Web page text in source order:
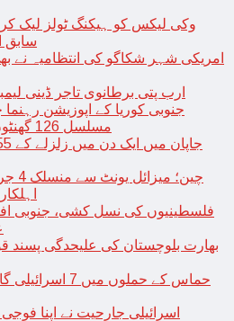
وکی لیکس کو ہیکنگ ٹولز لیک
سابق
امریکی شہر شکاگو کی انتظامیہ نے
ارب پتی برطانوی تاجر ڈینی
جنوبی کوریا کے اپوزیشن
مسلسل 126 گھنٹوں تک گانے والی خاتون
فلسطینیوں کی نسل کشی، جنوبی
بھارت بلوچستان کی علیحدگی پسند
اسرائیلی جارحیت نے اپنا